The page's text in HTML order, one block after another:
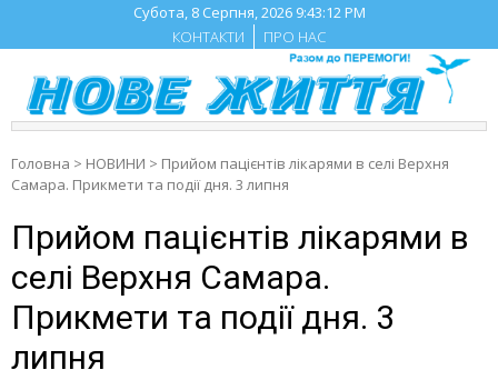
content
Субота, 8 Серпня, 2026 9:43:13 PM
КОНТАКТИ
ПРО НАС
Головна > НОВИНИ > Прийом пацієнтів лікарями в селі Верхня
Самара. Прикмети та події дня. 3 липня
Прийом пацієнтів лікарями в
селі Верхня Самара.
Прикмети та події дня. 3
липня